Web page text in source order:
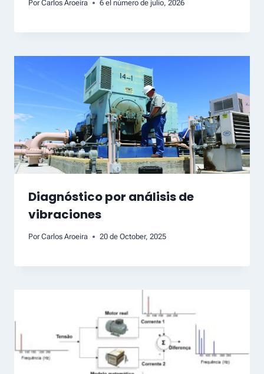
Por Carlos Aroeira 6 el número de julio, 2026
Diagnóstico por análisis de
vibraciones
Por Carlos Aroeira 20 de October, 2025